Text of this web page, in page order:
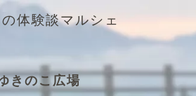
体験談マルシェ
きのこ広場